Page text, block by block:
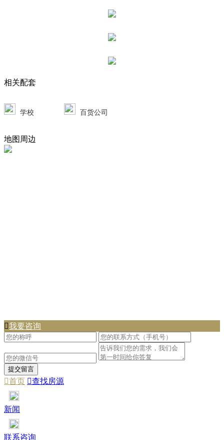
相关配套
学校 百货公司
地图周边
我要咨询
首页 查找房源
新闻
联系咨询